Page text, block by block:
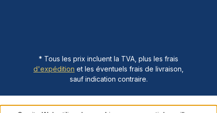
* Tous les prix incluent la TVA, plus les frais
d'expédition et les éventuels frais de livraison,
sauf indication contraire.